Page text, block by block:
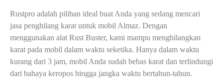
Rustpro adalah pilihan ideal buat Anda yang sedang mencari
jasa penghilang karat untuk mobil Almaz. Dengan
menggunakan alat Rust Buster, kami mampu menghilangkan
karat pada mobil dalam waktu seketika. Hanya dalam waktu
kurang dari 3 jam, mobil Anda sudah bebas karat dan terlindungi
dari bahaya keropos hingga jangka waktu bertahun-tahun.